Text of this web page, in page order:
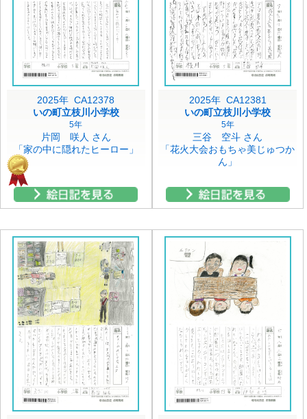
2025年 CA12378
いの町立枝川小学校
5年
片岡 咲人 さん
「家の中に隠れたヒーロー」
2025年 CA12381
いの町立枝川小学校
5年
三谷 空斗 さん
「花火大会おもちゃ美じゅつか
ん」